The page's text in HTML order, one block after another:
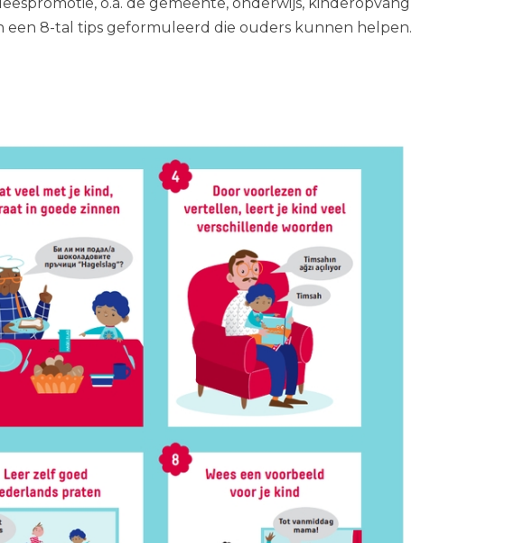
o.a. de gemeente, onderwijs, kinderopvang
een 8-tal tips geformuleerd die ouders kunnen helpen.